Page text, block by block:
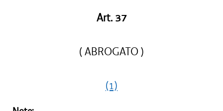
Art. 37
( ABROGATO )
(1)